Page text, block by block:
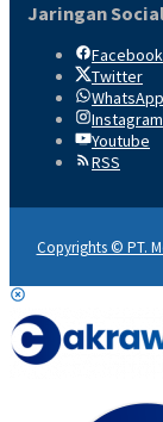
Jaringan
Facebook
Twitter
WhatsApp
Instagram
Youtube
RSS
Copyrights © PT.